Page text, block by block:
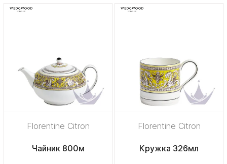
Florentine Citron
Чайник 800м
Florentine Citron
Кружка 326мл